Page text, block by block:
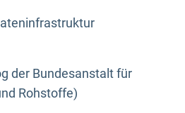
der Bundesanstalt für
Rohstoffe)